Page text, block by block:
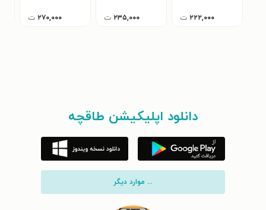
۲۲۲,۰۰۰ ت ۲۳۵,۰۰۰ ت ۲۷۰,۰۰۰ ت
دانلود اپلیکیشن طاقچه
... موارد دیگر